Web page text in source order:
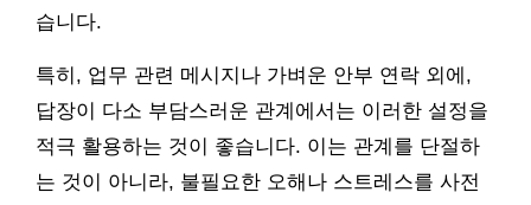
습니다.
특히, 업무 관련 메시지나 가벼운 안부 연락 외에,
답장이 다소 부담스러운 관계에서는 이러한 설정을
적극 활용하는 것이 좋습니다. 이는 관계를 단절하
는 것이 아니라, 불필요한 오해나 스트레스를 사전